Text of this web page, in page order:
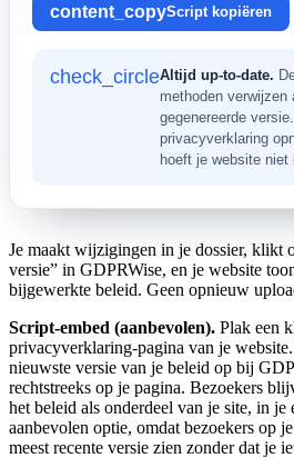
content_copyScript kopiëren
check_circleAltijd up-to-date.
methoden
gegenereerde
privacyverklaring
hoeft je website niet
Je maakt wijzigingen in je dossier, klikt
versie” in GDPRWise, en je website
bijgewerkte beleid. Geen opnieuw
Script-embed (aanbevolen). Plak een
privacyverklaring-pagina van je
nieuwste versie van je beleid op bij
rechtstreeks op je pagina. Bezoekers
het beleid als onderdeel van je site, in
aanbevolen optie, omdat bezoekers op
meest recente versie zien zonder dat je